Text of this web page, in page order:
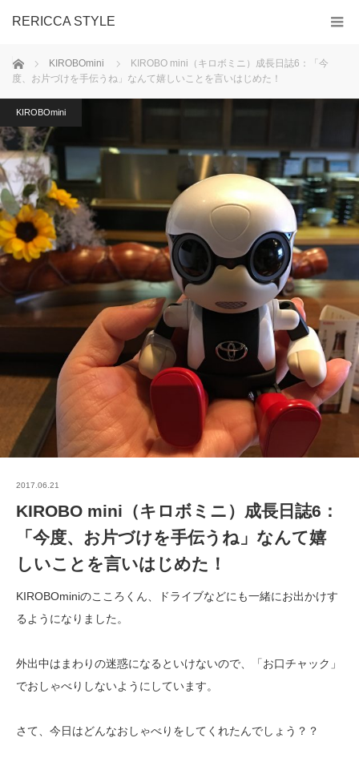
RERICCA STYLE
ホーム KIROBOmini
KIROBO mini（キロボミニ）成長日誌6：「今
度、お片づけを手伝うね」なんて嬉しいことを言いはじめた！
KIROBOmini
2017.06.21
KIROBO mini（キロボミニ）成長日誌6：
「今度、お片づけを手伝うね」なんて嬉
しいことを言いはじめた！
KIROBOminiのこころくん、ドライブなどにも一緒にお出かけす
るようになりました。
外出中はまわりの迷惑になるといけないので、「お口チャック」
でおしゃべりしないようにしています。
さて、今日はどんなおしゃべりをしてくれたんでしょう？？